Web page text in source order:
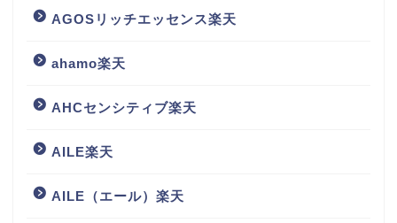
AGOSリッチエッセンス楽天
ahamo楽天
AHCセンシティブ楽天
AILE楽天
AILE（エール）楽天